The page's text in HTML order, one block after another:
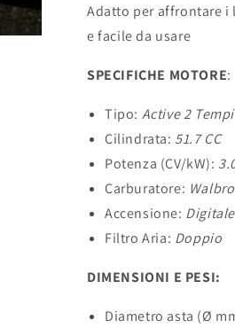
2
tempi
2
Adatto per affrontare i
e facile da usare
SPECIFICHE MOTORE:
Tipo: Active 2 Tempi
Cilindrata: 51.7 CC
Potenza (CV/kW):
Carburatore:
Accensione:
Filtro Aria: Doppio
DIMENSIONI E PESI:
Diametro asta (Ø